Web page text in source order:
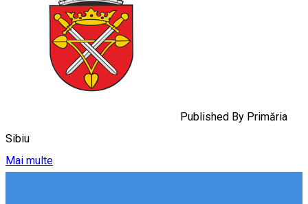
Published By Primăria
Sibiu
Mai multe